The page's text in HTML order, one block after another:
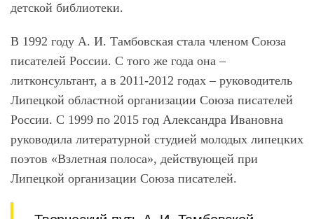
детской библиотеки.
В 1992 году А. И. Тамбовская стала членом Союза
писателей России. С того же года она –
литконсультант, а в 2011-2012 годах – руководитель
Липецкой областной организации Союза писателей
России. С 1999 по 2015 год Александра Ивановна
руководила литературной студией молодых липецких
поэтов «Взлетная полоса», действующей при
Липецкой организации Союза писателей.